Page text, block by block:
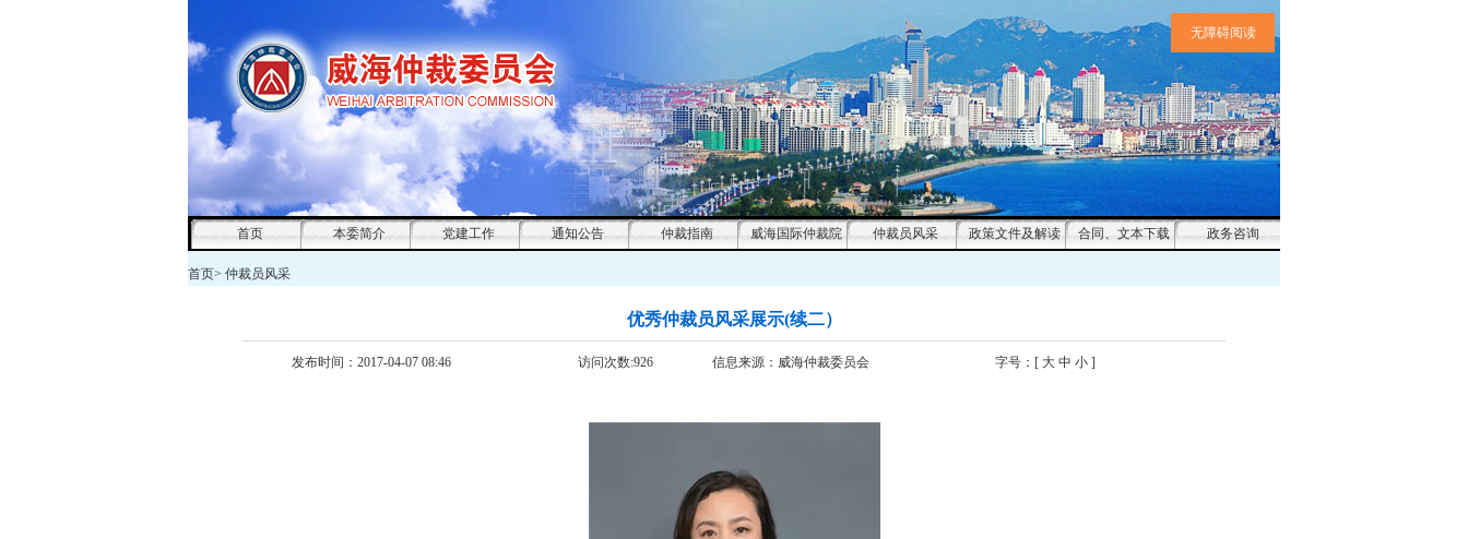
首页 本委简介 党建工作 通知公告 仲裁指南 威海国际仲裁院 仲裁员风采 政策文件及解读 合同、文本下载 政务咨询
首页> 仲裁员风采
优秀仲裁员风采展示(续二）
发布时间：2017-04-07 08:46 访问次数:926 信息来源： 威海仲裁委员会 字号：[ 大 中 小 ]
无障碍阅读